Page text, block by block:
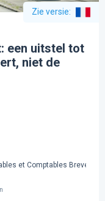
Zie versie:
een uitstel tot
niet de
et Comptables Brevetés